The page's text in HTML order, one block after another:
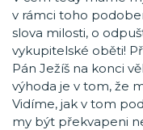
v rámci toho
slova milosti, o
vykupitelské oběti!
Pán Ježíš na konci
výhoda je v tom, že
Vidíme, jak v tom
my být překvapeni